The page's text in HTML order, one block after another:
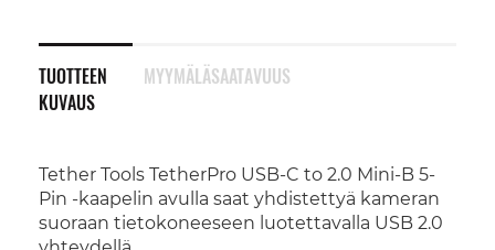
TUOTTEEN
KUVAUS
Tether Tools TetherPro USB-C to 2.0 Mini-B 5-
Pin -kaapelin avulla saat yhdistettyä kameran
suoraan tietokoneeseen luotettavalla USB 2.0
MYYMÄLÄSAATAVUUS